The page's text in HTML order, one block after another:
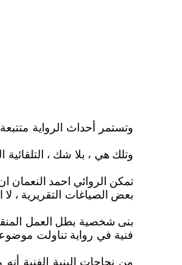
وتستمر أحداث الرواية
وتلك هي ، بلا شك ،
تمكن الروائي احمد النعمان
بعض الصياغات التقريرية ،
بنى شخصية بطل العمل
فنية في رواية تناولت
من نجاحات البنية الفنية